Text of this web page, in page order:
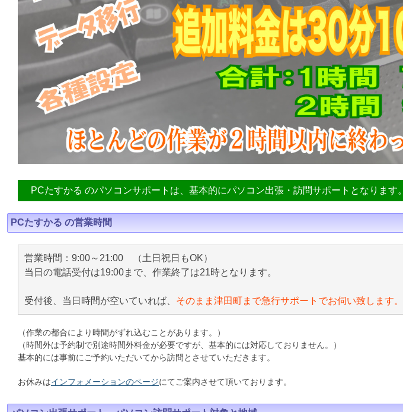
PCたすかる のパソコンサポートは、基本的にパソコン出張・訪問サポートとなります。
PCたすかる の営業時間
営業時間：9:00～21:00 （土日祝日もOK）
当日の電話受付は19:00まで、作業終了は21時となります。
受付後、当日時間が空いていれば、 そのまま津田町まで急行サポートでお伺い致します。
（作業の都合により時間がずれ込むことがあります。）
（時間外は予約制で別途時間外料金が必要ですが、基本的には対応しておりません。）
基本的には事前にご予約いただいてから訪問とさせていただきます。
お休みはインフォメーションのページにてご案内させて頂いております。